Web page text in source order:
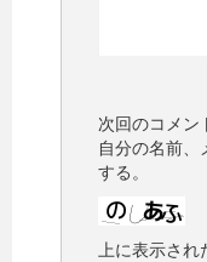
次回のコメン
自分の名前、
する。
上に表示さ